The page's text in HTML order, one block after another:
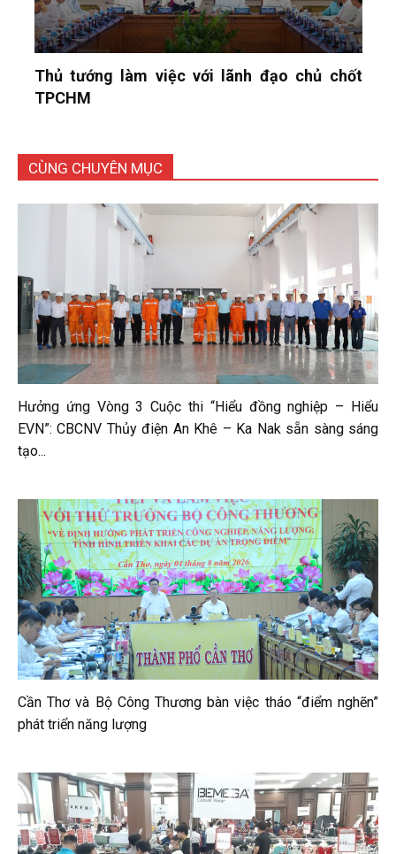
Thủ tướng làm việc với lãnh đạo chủ chốt
TPCHM
CÙNG CHUYÊN MỤC
Hưởng ứng Vòng 3 Cuộc thi “Hiểu đồng nghiệp – Hiểu
EVN”: CBCNV Thủy điện An Khê – Ka Nak sẵn sàng sáng
tạo...
Cần Thơ và Bộ Công Thương bàn việc tháo “điểm nghẽn”
phát triển năng lượng